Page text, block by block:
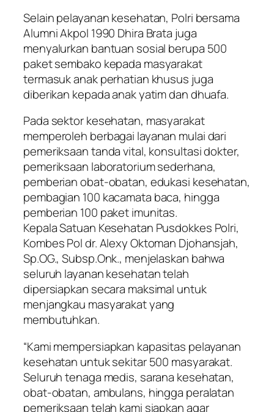
Selain pelayanan kesehatan, Polri bersama
Alumni Akpol 1990 Dhira Brata juga
menyalurkan bantuan sosial berupa 500
paket sembako kepada masyarakat
termasuk anak perhatian khusus juga
diberikan kepada anak yatim dan dhuafa.
Pada sektor kesehatan, masyarakat
memperoleh berbagai layanan mulai dari
pemeriksaan tanda vital, konsultasi dokter,
pemeriksaan laboratorium sederhana,
pemberian obat-obatan, edukasi kesehatan,
pembagian 100 kacamata baca, hingga
pemberian 100 paket imunitas.
Kepala Satuan Kesehatan Pusdokkes Polri,
Kombes Pol dr. Alexy Oktoman Djohansjah,
Sp.OG., Subsp.Onk., menjelaskan bahwa
seluruh layanan kesehatan telah
dipersiapkan secara maksimal untuk
menjangkau masyarakat yang
membutuhkan.
“Kami mempersiapkan kapasitas pelayanan
kesehatan untuk sekitar 500 masyarakat.
Seluruh tenaga medis, sarana kesehatan,
obat-obatan, ambulans, hingga peralatan
pemeriksaan telah kami siapkan agar